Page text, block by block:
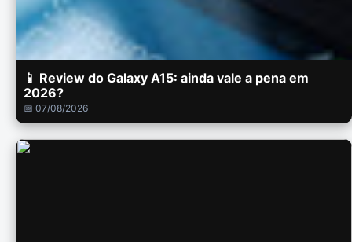
📱 Review do Galaxy A15: ainda vale a pena em
2026?
📅 07/08/2026